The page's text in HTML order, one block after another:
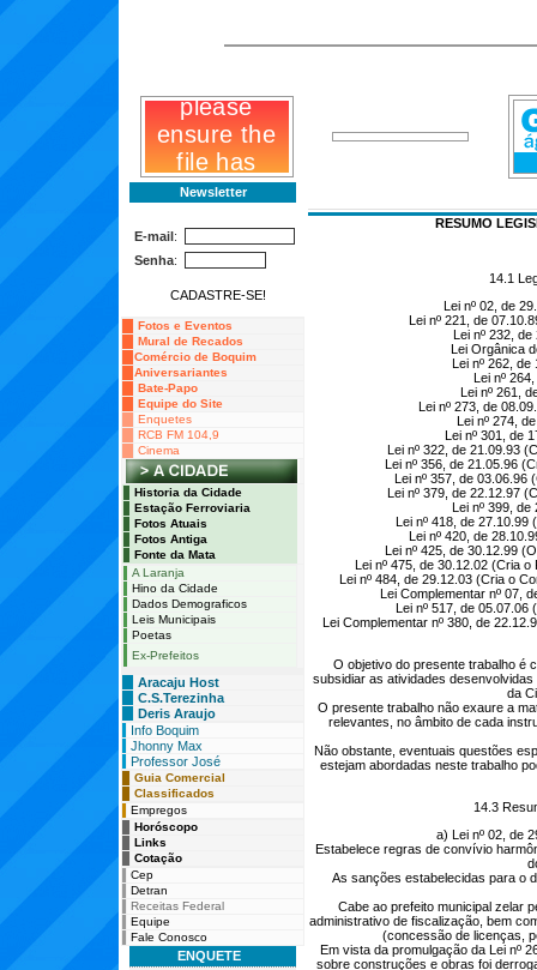
Newsletter
Fotos e Eventos
Mural de Recados
Comércio de Boquim
Aniversariantes
Bate-Papo
Equipe do Site
Enquetes
RCB FM 104,9
Cinema
Historia da Cidade
Estação Ferroviaria
Fotos Atuais
Fotos Antiga
Fonte da Mata
A Laranja
Hino da Cidade
Dados Demograficos
Leis Municipais
Poetas
Ex-Prefeitos
Aracaju Host
C.S.Terezinha
Deris Araujo
Info Boquim
Jhonny Max
Professor José
Guia Comercial
Classificados
Empregos
Horóscopo
Links
Cotação
Cep
Detran
Receitas Federal
Equipe
Fale Conosco
ENQUETE
RESUMO
14.1
Lei nº 02, de
Lei nº 221, de
Lei nº 232,
Lei Orgânica
Lei nº 262,
Lei nº
Lei nº 261,
Lei nº 273, de
Lei nº 274,
Lei nº 301, de
Lei nº 322, de 21.09.93
Lei nº 356, de 21.05.96
Lei nº 357, de 03.06.96
Lei nº 379, de 22.12.97
Lei nº 399,
Lei nº 418, de 27.10.99
Lei nº 420, de
Lei nº 425, de 30.12.99
Lei nº 475, de 30.12.02 (Cria
Lei nº 484, de 29.12.03 (Cria o
Lei Complementar nº 07,
Lei nº 517, de 05.07.06
Lei Complementar nº 380, de
O objetivo do presente trabalho é
subsidiar as atividades
da
O presente trabalho não exaure a
relevantes, no âmbito de cada
Não obstante, eventuais questões
estejam abordadas neste trabalho
14.3
a) Lei nº 02, de
Estabelece regras de convívio
As sanções estabelecidas para o
Cabe ao prefeito municipal zelar
administrativo de fiscalização, bem
(concessão de licenças,
Em vista da promulgação da Lei nº
sobre construções e obras foi